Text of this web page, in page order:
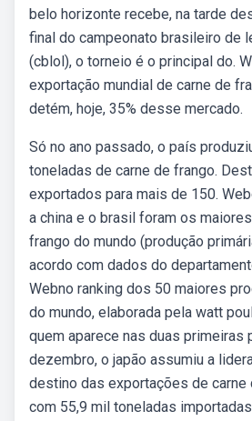
belo horizonte recebe, na tarde
final do campeonato brasileiro de
(cblol), o torneio é o principal do.
exportação mundial de carne de
detém, hoje, 35% desse mercado.
Só no ano passado, o país
toneladas de carne de frango.
exportados para mais de 150.
a china e o brasil foram os
frango do mundo (produção
acordo com dados do
Webno ranking dos 50 maiores
do mundo, elaborada pela watt
quem aparece nas duas primeiras
dezembro, o japão assumiu a
destino das exportações de carne
com 55,9 mil toneladas